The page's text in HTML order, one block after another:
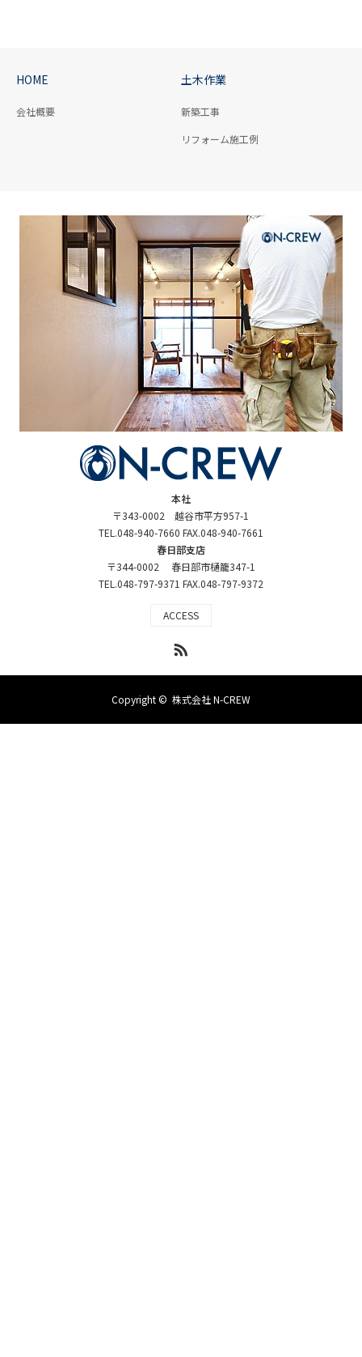
HOME
会社概要
土木作業
新築工事
リフォーム施工例
本社
〒343-0002 越谷市平方957-1
TEL.048-940-7660 FAX.048-940-7661
春日部支店
〒344-0002 春日部市樋籠347-1
TEL.048-797-9371 FAX.048-797-9372
ACCESS
Copyright © 株式会社 N-CREW